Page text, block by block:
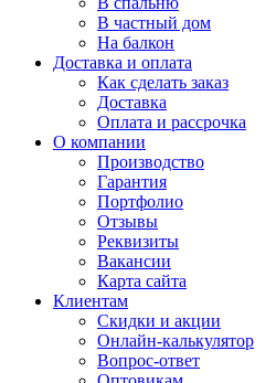
В частный дом
На балкон
Доставка и оплата
Как сделать заказ
Доставка
Оплата и рассрочка
О компании
Производство
Гарантия
Портфолио
Отзывы
Реквизиты
Вакансии
Карта сайта
Клиентам
Скидки и акции
Онлайн-калькулятор
Вопрос-ответ